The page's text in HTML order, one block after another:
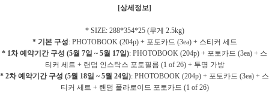
[상세정보]
* SIZE: 288*354*25 (무게 2.5kg)
* 기본 구성: PHOTOBOOK (204p) + 포토카드 (3ea) + 스티커 세트
* 1차 예약기간 구성 (5월 7일 ~ 5월 17일): PHOTOBOOK (204p) + 포토카드 (3ea) + 스
티커 세트 + 랜덤 인스탁스 포토필름 (1 of 26) + 투명 가방
* 2차 예약기간 구성 (5월 18일 ~ 5월 24일): PHOTOBOOK (204p) + 포토카드 (3ea) + 스
티커 세트 + 랜덤 폴라로이드 포토카드 (1 of 26)